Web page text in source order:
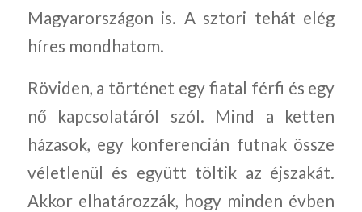
Magyarországon is. A sztori tehát elég
híres mondhatom.
Röviden, a történet egy fiatal férfi és egy
nő kapcsolatáról szól. Mind a ketten
házasok, egy konferencián futnak össze
véletlenül és együtt töltik az éjszakát.
Akkor elhatározzák, hogy minden évben